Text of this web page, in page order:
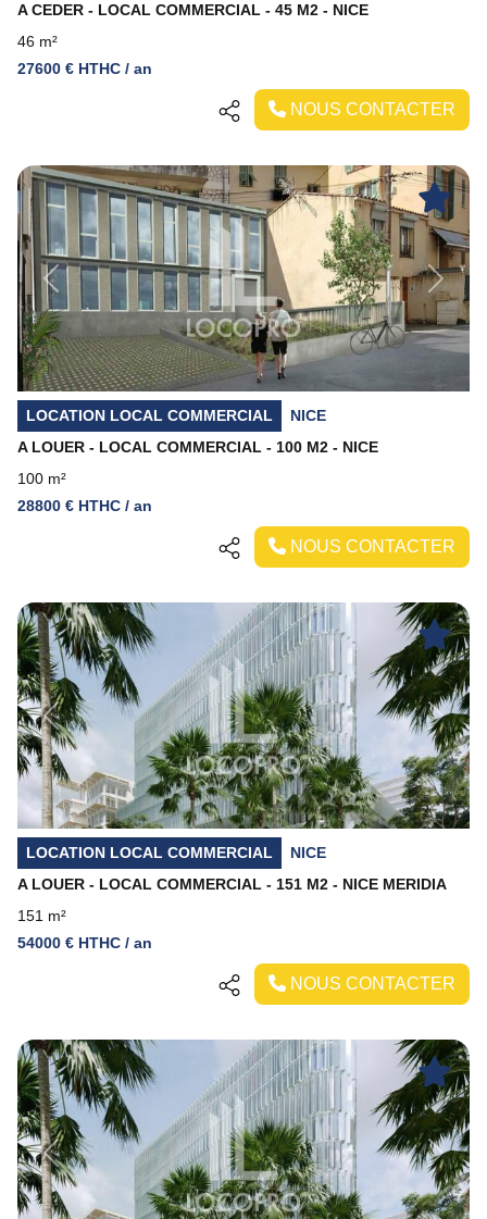
A CEDER - LOCAL COMMERCIAL - 45 M2 - NICE
46 m²
27600 € HTHC / an
NOUS CONTACTER
Previous Next
LOCATION LOCAL COMMERCIAL
NICE
A LOUER - LOCAL COMMERCIAL - 100 M2 - NICE
100 m²
28800 € HTHC / an
NOUS CONTACTER
Previous Next
LOCATION LOCAL COMMERCIAL
NICE
A LOUER - LOCAL COMMERCIAL - 151 M2 - NICE MERIDIA
151 m²
54000 € HTHC / an
NOUS CONTACTER
Previous Next